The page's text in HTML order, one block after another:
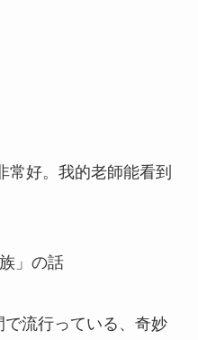
常好。我的老師能看到
」の話
流行っている、奇妙